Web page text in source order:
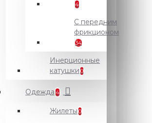
4
С передним
фрикционом
34
Инерционные
катушки 0
Одежда 4
Жилеты 0